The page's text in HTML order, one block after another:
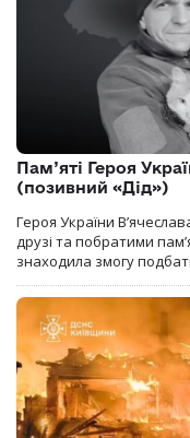
Пам’яті Героя
(позивний «Дід»)
Героя України
друзі та побратими
знаходила змогу